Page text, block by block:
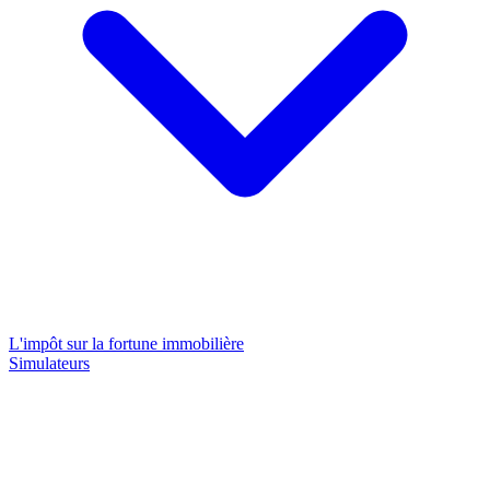
L'impôt sur la fortune immobilière
Simulateurs